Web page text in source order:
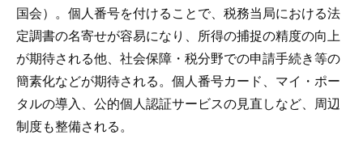
国会）。個人番号を付けることで、税務当局における法
定調書の名寄せが容易になり、所得の捕捉の精度の向上
が期待される他、社会保障・税分野での申請手続き等の
簡素化などが期待される。個人番号カード、マイ・ポー
タルの導入、公的個人認証サービスの見直しなど、周辺
制度も整備される。